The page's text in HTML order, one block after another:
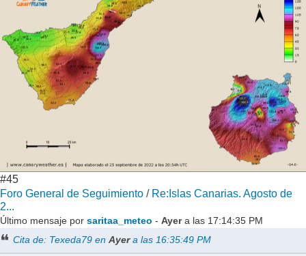
#45
Foro General de Seguimiento / Re:Islas Canarias. Agosto de
2...
Último mensaje por saritaa_meteo - Ayera las 17:14:35 PM
Cita de: Texeda79 enAyera las 16:35:49 PM